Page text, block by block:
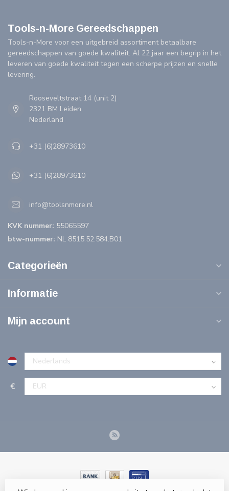
Tools-n-More Gereedschappen
Tools-n-More voor een uitgebreid assortiment betaalbare
gereedschappen van goede kwaliteit. Al 22 jaar een begrip in het
leveren van goede kwaliteit tegen een scherpe prijzen en snelle
levering.
Rooseveltstraat 14 (unit 2)
2321 BM Leiden
Nederland
+31 (6)28973610
+31 (6)28973610
info@toolsnmore.nl
KVK nummer: 55065597
btw-nummer: NL 8515.52.584.B01
Categorieën
Informatie
Mijn account
€